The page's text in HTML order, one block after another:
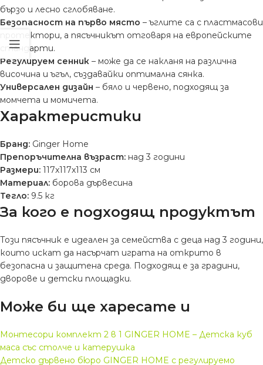
бързо и лесно сглобяване.
Безопасност на първо място – ъглите са с пластмасови
протектори, а пясъчникът отговаря на европейските
стандарти.
Регулируем сенник – може да се накланя на различна
височина и ъгъл, създавайки оптимална сянка.
Универсален дизайн – бяло и червено, подходящ за
момчета и момичета.
Характеристики
Бранд: Ginger Home
Препоръчителна възраст: над 3 години
Размери: 117x117x113 см
Материал: борова дървесина
Тегло: 9.5 кг
За кого е подходящ продуктът
Този пясъчник е идеален за семейства с деца над 3 години,
които искат да насърчат играта на открито в
безопасна и защитена среда. Подходящ е за градини,
дворове и детски площадки.
Може би ще харесате и
Монтесори комплект 2 в 1 GINGER HOME – Детска куб
маса със столче и катерушка
Детско дървено бюро GINGER HOME с регулируемо